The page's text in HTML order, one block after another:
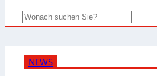
Search
NEWS